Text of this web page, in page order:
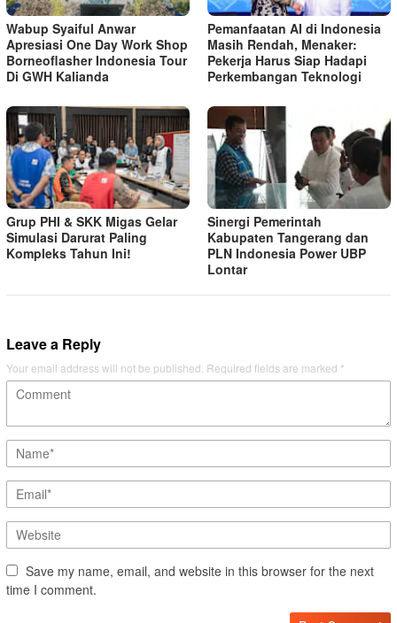
Wabup Syaiful Anwar
Apresiasi One Day Work Shop
Borneoflasher Indonesia Tour
Di GWH Kalianda
Pemanfaatan AI di Indonesia
Masih Rendah, Menaker:
Pekerja Harus Siap Hadapi
Perkembangan Teknologi
Grup PHI & SKK Migas Gelar
Simulasi Darurat Paling
Kompleks Tahun Ini!
Sinergi Pemerintah
Kabupaten Tangerang dan
PLN Indonesia Power UBP
Lontar
Leave a Reply
Your email address will not be published. Required fields are marked *
Save my name, email, and website in this browser for the next
time I comment.